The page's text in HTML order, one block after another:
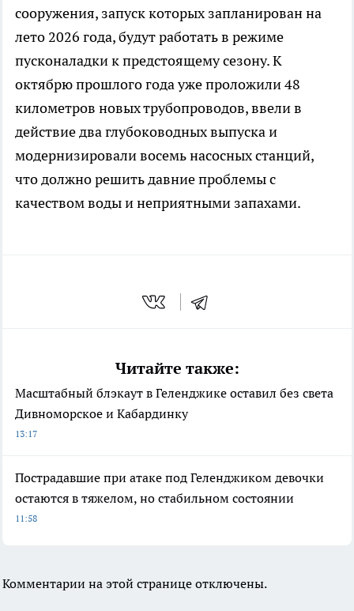
сооружения, запуск которых запланирован на
лето 2026 года, будут работать в режиме
пусконаладки к предстоящему сезону. К
октябрю прошлого года уже проложили 48
километров новых трубопроводов, ввели в
действие два глубоководных выпуска и
модернизировали восемь насосных станций,
что должно решить давние проблемы с
качеством воды и неприятными запахами.
Читайте также:
Масштабный блэкаут в Геленджике оставил без света
Дивноморское и Кабардинку
13:17
Пострадавшие при атаке под Геленджиком девочки
остаются в тяжелом, но стабильном состоянии
11:58
Комментарии на этой странице отключены.